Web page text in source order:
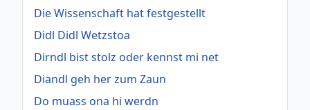
Die Wissenschaft hat festgestellt
Didl Didl Wetzstoa
Dirndl bist stolz oder kennst mi net
Diandl geh her zum Zaun
Do muass ona hi werdn